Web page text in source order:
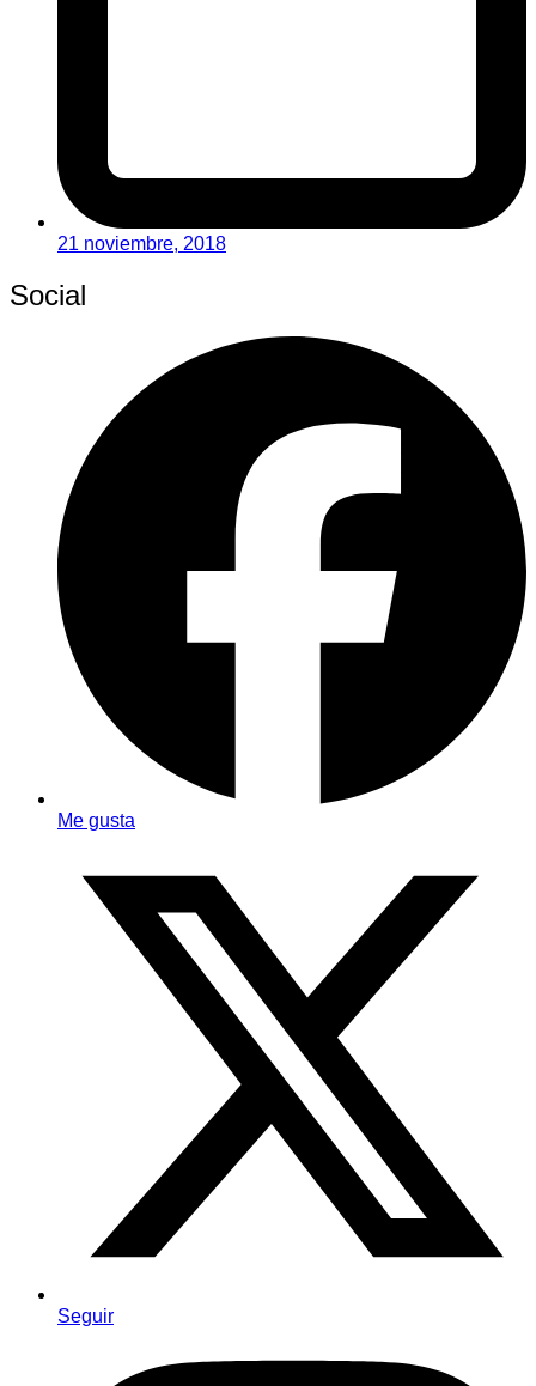
21 noviembre, 2018
Social
Me gusta
Seguir